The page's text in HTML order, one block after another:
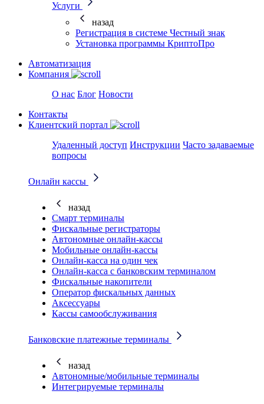
Услуги
назад
Регистрация в системе Честный знак
Установка программы КриптоПро
Автоматизация
Компания
О нас Блог Новости
Контакты
Клиентский портал
Удаленный доступ Инструкции Часто задаваемые
вопросы
Онлайн кассы
назад
Смарт терминалы
Фискальные регистраторы
Автономные онлайн-кассы
Мобильные онлайн-кассы
Онлайн-касса на один чек
Онлайн-касса с банковским терминалом
Фискальные накопители
Оператор фискальных данных
Аксессуары
Кассы самообслуживания
Банковские платежные терминалы
назад
Автономные/мобильные терминалы
Интегрируемые терминалы